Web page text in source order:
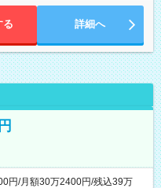
る 詳細へ
円/月額30万2400円/残込39万